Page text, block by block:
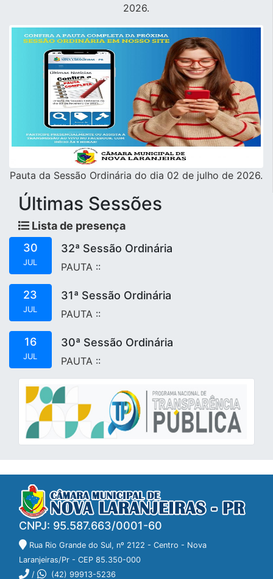
2026.
Pauta da Sessão Ordinária do dia 02 de julho de 2026.
Últimas Sessões
Lista de presença
30
JUL
32ª Sessão Ordinária
PAUTA::
23
JUL
31ª Sessão Ordinária
PAUTA::
16
JUL
30ª Sessão Ordinária
PAUTA::
CNPJ: 95.587.663/0001-60
Rua Rio Grande do Sul, nº 2122 - Centro - Nova
Laranjeiras/Pr - CEP 85.350-000
/
(42) 99913-5236